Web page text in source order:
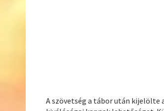
A szövetség a tábor után kijelölte